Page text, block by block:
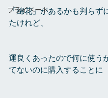
プライベート
「綿花」があるかも判らず
たけれど、
運良くあったので何に使う
てないのに購入することに